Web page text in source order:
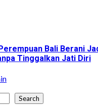
Bali Berani
Tinggalkan Jati Diri
Search